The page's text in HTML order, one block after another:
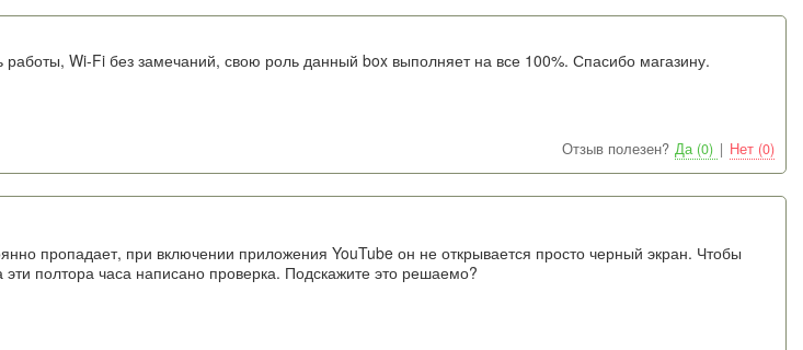
Wi-Fi без замечаний, свою роль данный box выполняет на все 100%. Спасибо магазину.
Отзыв полезен? Да (0) | Нет (0)
пропадает, при включении приложения YouTube он не открывается просто черный экран. Чтобы
полтора часа написано проверка. Подскажите это решаемо?